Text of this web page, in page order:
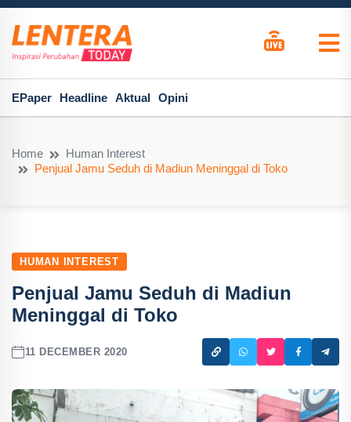
EPaper Headline Aktual Opini
Home
Human Interest
Penjual Jamu Seduh di Madiun Meninggal di Toko
HUMAN INTEREST
Penjual Jamu Seduh di Madiun
Meninggal di Toko
11 DECEMBER 2020